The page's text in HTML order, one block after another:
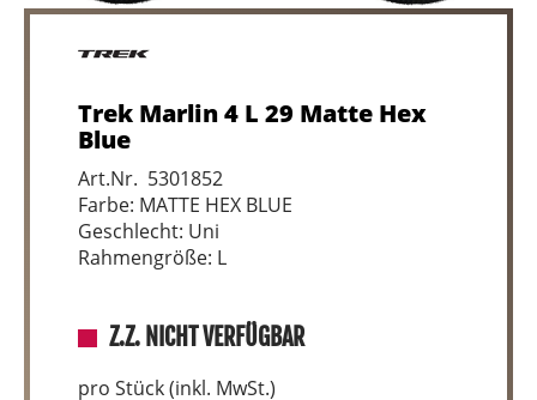
Trek Marlin 4 L 29 Matte Hex
Blue
Art.Nr. 5301852
Farbe: MATTE HEX BLUE
Geschlecht: Uni
Rahmengröße: L
Z.Z. NICHT VERFÜGBAR
pro Stück (inkl. MwSt.)